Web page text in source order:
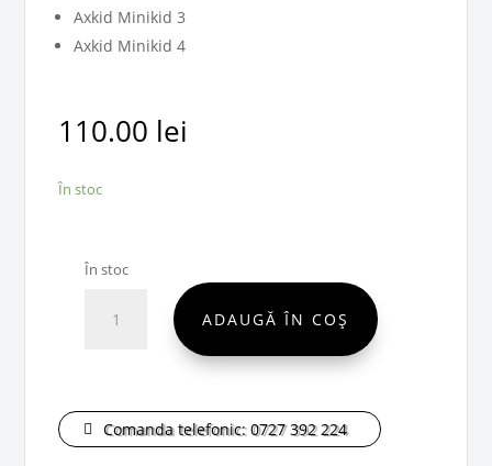
Axkid Minikid 3
Axkid Minikid 4
110.00 lei
În stoc
În stoc
Axkid
Axkid
Movekid,
ADAUGĂ ÎN COȘ
Comanda telefonic: 0727 392 224